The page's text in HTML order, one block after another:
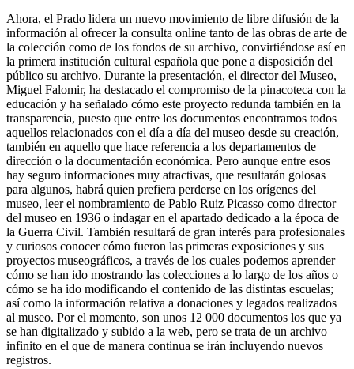
Ahora, el Prado lidera un nuevo movimiento de libre difusión de la
información al ofrecer la consulta online tanto de las obras de arte de
la colección como de los fondos de su archivo, convirtiéndose así en
la primera institución cultural española que pone a disposición del
público su archivo. Durante la presentación, el director del Museo,
Miguel Falomir, ha destacado el compromiso de la pinacoteca con la
educación y ha señalado cómo este proyecto redunda también en la
transparencia, puesto que entre los documentos encontramos todos
aquellos relacionados con el día a día del museo desde su creación,
también en aquello que hace referencia a los departamentos de
dirección o la documentación económica. Pero aunque entre esos
hay seguro informaciones muy atractivas, que resultarán golosas
para algunos, habrá quien prefiera perderse en los orígenes del
museo, leer el nombramiento de Pablo Ruiz Picasso como director
del museo en 1936 o indagar en el apartado dedicado a la época de
la Guerra Civil. También resultará de gran interés para profesionales
y curiosos conocer cómo fueron las primeras exposiciones y sus
proyectos museográficos, a través de los cuales podemos aprender
cómo se han ido mostrando las colecciones a lo largo de los años o
cómo se ha ido modificando el contenido de las distintas escuelas;
así como la información relativa a donaciones y legados realizados
al museo. Por el momento, son unos 12 000 documentos los que ya
se han digitalizado y subido a la web, pero se trata de un archivo
infinito en el que de manera continua se irán incluyendo nuevos
registros.